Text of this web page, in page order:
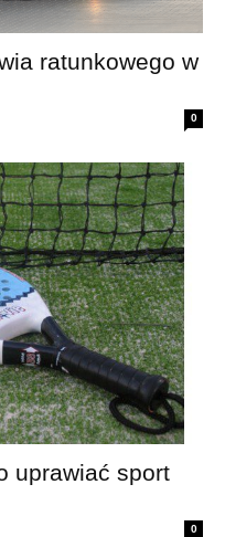
ratunkowego w
0
uprawiać sport
0